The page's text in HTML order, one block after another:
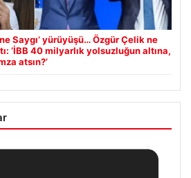
Saygı’ yürüyüşü… Özgür Çelik ne
‘İBB 40 milyarlık yolsuzluğun altına,
atsın?’